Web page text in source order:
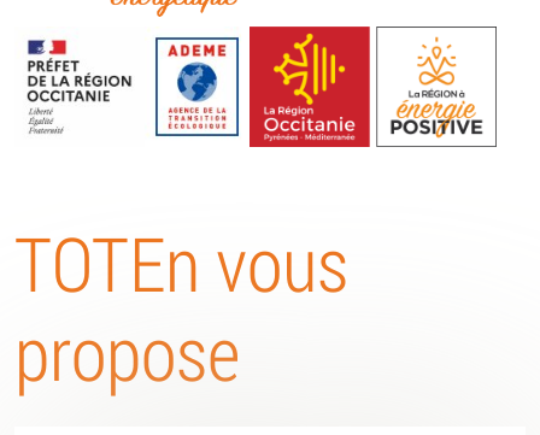
TOTEn Occitanie | Territoires
d’Occitanie pour la Transition
Energétique
TOTEn vous
propose